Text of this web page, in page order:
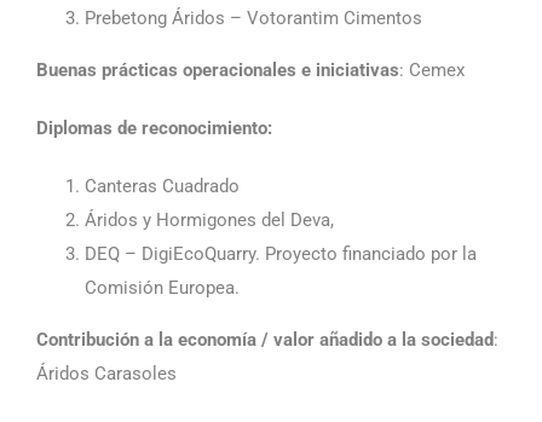
Prebetong Áridos – Votorantim Cimentos
Buenas prácticas operacionales e iniciativas: Cemex
Diplomas de reconocimiento:
Canteras Cuadrado
Áridos y Hormigones del Deva,
DEQ – DigiEcoQuarry. Proyecto financiado por la
Comisión Europea.
Contribución a la economía / valor añadido a la sociedad:
Áridos Carasoles